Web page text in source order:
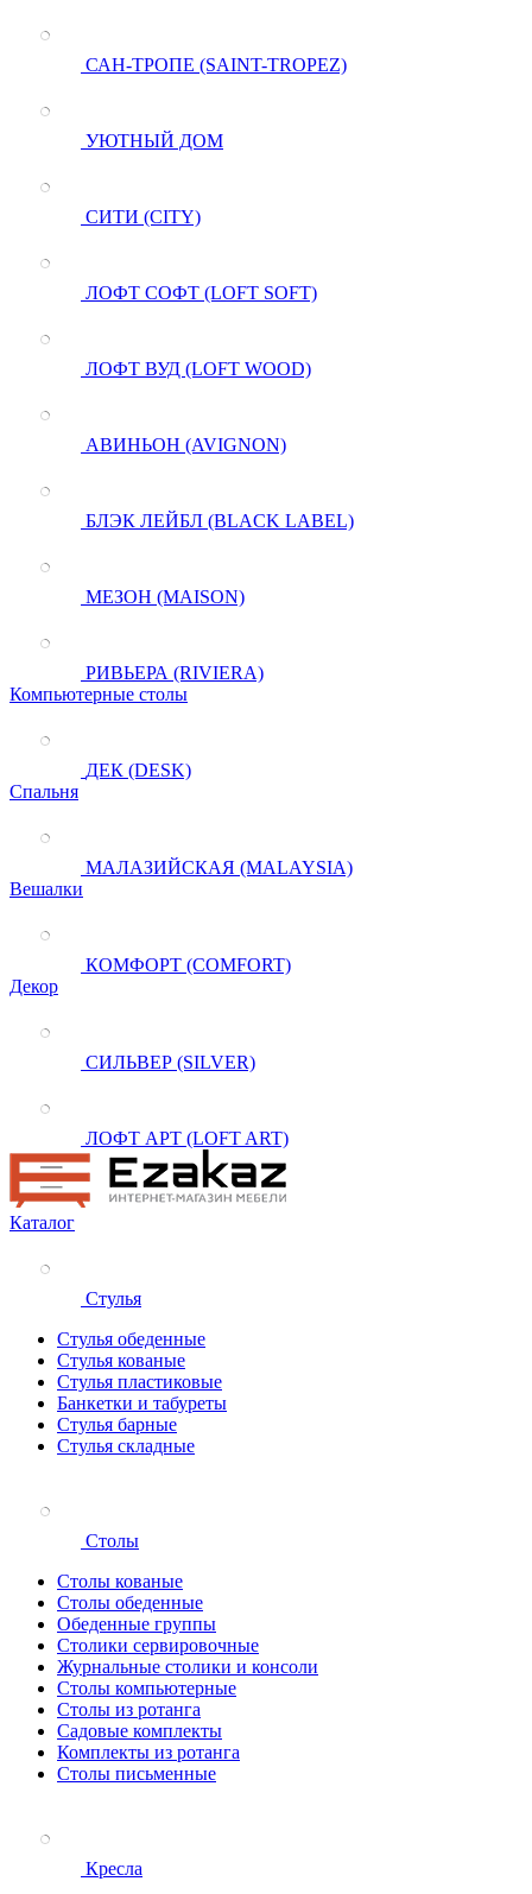
САН-ТРОПЕ (SAINT-TROPEZ)
УЮТНЫЙ ДОМ
СИТИ (CITY)
ЛОФТ СОФТ (LOFT SOFT)
ЛОФТ ВУД (LOFT WOOD)
АВИНЬОН (AVIGNON)
БЛЭК ЛЕЙБЛ (BLACK LABEL)
МЕЗОН (MAISON)
РИВЬЕРА (RIVIERA)
Компьютерные столы
ДЕК (DESK)
Спальня
МАЛАЗИЙСКАЯ (MALAYSIA)
Вешалки
КОМФОРТ (COMFORT)
Декор
СИЛЬВЕР (SILVER)
ЛОФТ АРТ (LOFT ART)
Каталог
Стулья
Стулья обеденные
Стулья кованые
Стулья пластиковые
Банкетки и табуреты
Стулья барные
Стулья складные
Столы
Столы кованые
Столы обеденные
Обеденные группы
Столики сервировочные
Журнальные столики и консоли
Столы компьютерные
Столы из ротанга
Садовые комплекты
Комплекты из ротанга
Столы письменные
Кресла